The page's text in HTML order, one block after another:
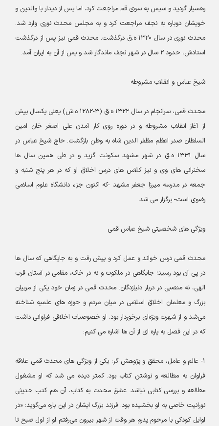
رهسپار گردید و سپس به سوی قم مراجعت کرد، اما پس از دیدار با والدین و
خویشان دوباره به نجف مراجعت کرد و به مجلس محدث نوری وارد شد.
محدث نوری در سال ۱۳۲۰ ه.ق درگذشت. محدث قمی نیز پس از درگذشت
استادش، حدود ۲ سال در شهر نجف ماندگار شد و پس از آن به ایران آمد.
شیخ عباس و انقلاب مشروطه
محدث قمی، سرانجام در سال ۱۳۲۲ ه.ق (۳-۱۲۸۲ ه.ش) یعنی یکسال پیش
از آغاز انقلاب مشروطه و در دوره روی کار آمدن علی اصغر خان امین
السلطان صدر اعظم مظفر الدین شاه به وطن بازگشت. حاج شیخ عباس در
سال ۱۳۳۱ ه.ق در شهر مشهد سکونت گزید و در طی همین سال ها
سخنرانی های وی و نیز کلاس های درس اخلاق او که در هر پنج شنبه و
جمعه در مدرسه میرزا جعفر مشهد -که اکنون جزء دانشگاه علوم اسلامی
رضوی است- بر‌گزار می شد.
ویژگی های شخصیتی شیخ عباس قمی
محدث قمی درس خواند و عمل کرد و پیش رفت و به جایگاهی که سال ها
در پی آن بود رسید؛ جایگاهی در ملکوت و نه در خاک، مقامی در آستان قرب
الهی، نه منصبی در دربار دنیازدگان. محدث قمی در زمان خود یکی از مربیان
بزرگ و معلمان اخلاق اسلامی در میان مردم و حوزه های علمیه شناخته
می‌شد و از شهرت ویژه‌ای برخوردار بود. او خصوصیات اخلاقی فراوانی داشت
که در این فصل به پاره ای از آن ها اشاره می کنیم:
۱- عالم و عامل، محقق و پژوهش گر: یکی از ویژگی های محدث قمی علاقه
فراوان به مطالعه و نوشتن کتاب بود. کمتر دیده می شد که او مشغول
مطالعه و بررسی کتابی نباشد. عشق محدث به کتاب، آن هم کتب حدیثی
نورانیت خاصی به او بخشیده بود. فرزند بزرگ ایشان در این باره می‌گوید: «در
اوایل کودکی با مرحوم پدرم هر وقت از شهر بیرون می‌رفتم او از اول صبح تا